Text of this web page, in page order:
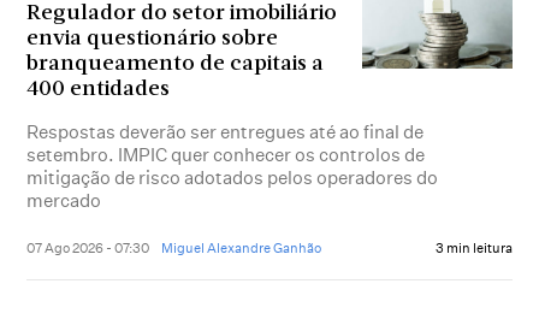
Regulador do setor imobiliário
envia questionário sobre
branqueamento de capitais a
400 entidades
Respostas deverão ser entregues até ao final de
setembro. IMPIC quer conhecer os controlos de
mitigação de risco adotados pelos operadores do
mercado
07 Ago 2026 - 07:30 Miguel Alexandre Ganhão 3 min leitura